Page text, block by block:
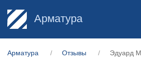
Арматура
Арматура Отзывы Эдуард М.